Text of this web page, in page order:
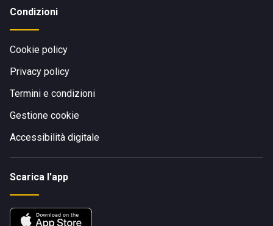
Condizioni
Cookie policy
Privacy policy
Termini e condizioni
Gestione cookie
Accessibilità digitale
Scarica l'app